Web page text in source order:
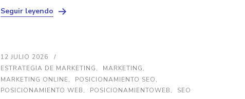
Seguir leyendo
12 JULIO 2026
ESTRATEGIA DE MARKETING
MARKETING
MARKETING ONLINE
POSICIONAMIENTO SEO
POSICIONAMIENTO WEB
POSICIONAMIENTOWEB SEO